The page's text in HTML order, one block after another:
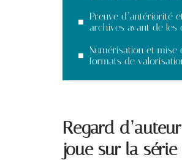
Preuve d’antériorité
archives avant de les
Numérisation et mise
formats de
Regard
joue sur la série